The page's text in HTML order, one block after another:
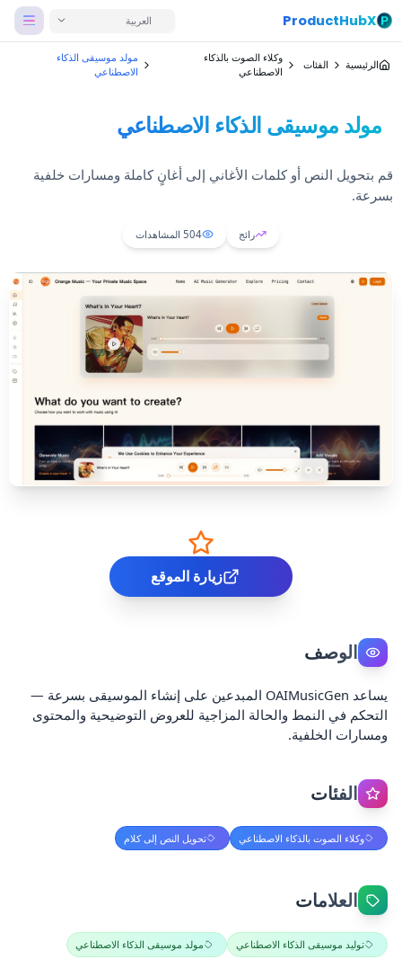
ProductHubX العربية
الرئيسية الفئات
وكلاء الصوت بالذكاء
الاصطناعي
مولد موسيقى الذكاء
الاصطناعي
مولد موسيقى الذكاء الاصطناعي
قم بتحويل النص أو كلمات الأغاني إلى أغانٍ كاملة ومسارات خلفية
بسرعة.
رائج 504 المشاهدات
زيارة الموقع
الوصف
يساعد OAIMusicGen المبدعين على إنشاء الموسيقى بسرعة —
التحكم في النمط والحالة المزاجية للعروض التوضيحية والمحتوى
ومسارات الخلفية.
الفئات
وكلاء الصوت بالذكاء الاصطناعي تحويل النص إلى كلام
العلامات
توليد موسيقى الذكاء الاصطناعي مولد موسيقى الذكاء الاصطناعي